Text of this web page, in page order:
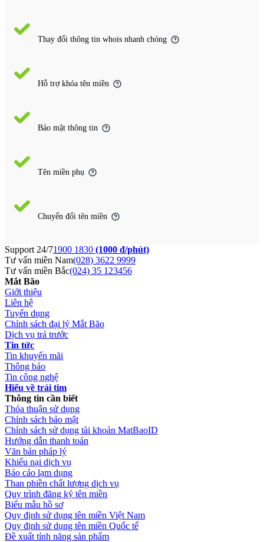
Thay đổi thông tin whois nhanh chóng
Hỗ trợ khóa tên miền
Bảo mật thông tin
Tên miền phụ
Chuyển đổi tên miền
Support 24/71900 1830 (1000 đ/phút)
Tư vấn miền Nam(028) 3622 9999
Tư vấn miền Bắc(024) 35 123456
Mắt Bão
Giới thiệu
Liên hệ
Tuyển dụng
Chính sách đại lý Mắt Bão
Dịch vụ trả trước
Tin tức
Tin khuyến mãi
Thông báo
Tin công nghệ
Hiểu về trái tim
Thông tin cần biết
Thỏa thuận sử dụng
Chính sách bảo mật
Chính sách sử dụng tài khoản MatBaoID
Hướng dẫn thanh toán
Văn bản pháp lý
Khiếu nại dịch vụ
Báo cáo lạm dụng
Than phiền chất lượng dịch vụ
Quy trình đăng ký tên miền
Biểu mẫu hồ sơ
Quy định sử dụng tên miền Việt Nam
Quy định sử dụng tên miền Quốc tế
Đề xuất tính năng sản phẩm